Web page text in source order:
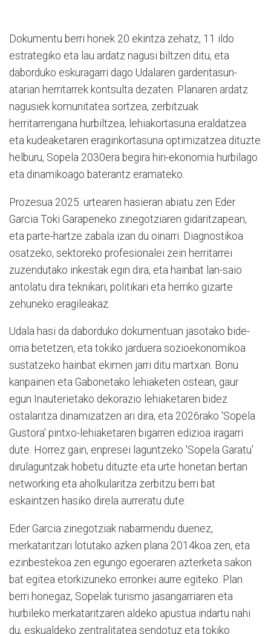
Dokumentu berri honek 20 ekintza zehatz, 11 ildo
estrategiko eta lau ardatz nagusi biltzen ditu, eta
daborduko eskuragarri dago Udalaren gardentasun-
atarian herritarrek kontsulta dezaten. Planaren ardatz
nagusiek komunitatea sortzea, zerbitzuak
herritarrengana hurbiltzea, lehiakortasuna eraldatzea
eta kudeaketaren eraginkortasuna optimizatzea dituzte
helburu, Sopela 2030era begira hiri-ekonomia hurbilago
eta dinamikoago baterantz eramateko.
Prozesua 2025. urtearen hasieran abiatu zen Eder
Garcia Toki Garapeneko zinegotziaren gidaritzapean,
eta parte-hartze zabala izan du oinarri. Diagnostikoa
osatzeko, sektoreko profesionalei zein herritarrei
zuzendutako inkestak egin dira, eta hainbat lan-saio
antolatu dira teknikari, politikari eta herriko gizarte
zehuneko eragileakaz.
Udala hasi da daborduko dokumentuan jasotako bide-
orria betetzen, eta tokiko jarduera sozioekonomikoa
sustatzeko hainbat ekimen jarri ditu martxan. Bonu
kanpainen eta Gabonetako lehiaketen ostean, gaur
egun Inauterietako dekorazio lehiaketaren bidez
ostalaritza dinamizatzen ari dira, eta 2026rako 'Sopela
Gustora' pintxo-lehiaketaren bigarren edizioa iragarri
dute. Horrez gain, enpresei laguntzeko 'Sopela Garatu'
dirulaguntzak hobetu dituzte eta urte honetan bertan
networking eta aholkularitza zerbitzu berri bat
eskaintzen hasiko direla aurreratu dute.
Eder Garcia zinegotziak nabarmendu duenez,
merkataritzari lotutako azken plana 2014koa zen, eta
ezinbestekoa zen egungo egoeraren azterketa sakon
bat egitea etorkizuneko erronkei aurre egiteko. Plan
berri honegaz, Sopelak turismo jasangarriaren eta
hurbileko merkataritzaren aldeko apustua indartu nahi
du, eskualdeko zentralitatea sendotuz eta tokiko